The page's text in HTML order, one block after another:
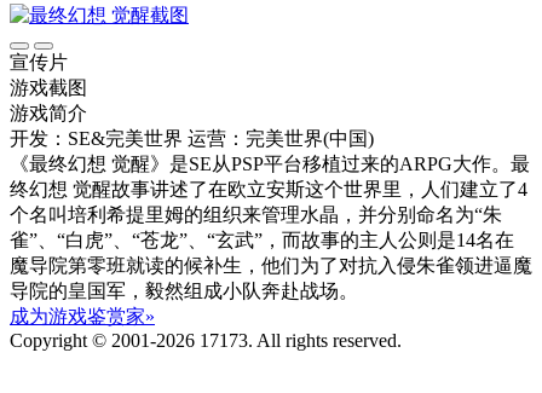
宣传片
游戏截图
游戏简介
开发：SE&完美世界 运营：完美世界(中国)
《最终幻想 觉醒》是SE从PSP平台移植过来的ARPG大作。最
终幻想 觉醒故事讲述了在欧立安斯这个世界里，人们建立了4
个名叫培利希提里姆的组织来管理水晶，并分别命名为“朱
雀”、“白虎”、“苍龙”、“玄武”，而故事的主人公则是14名在
魔导院第零班就读的候补生，他们为了对抗入侵朱雀领进逼魔
导院的皇国军，毅然组成小队奔赴战场。
成为游戏鉴赏家»
Copyright © 2001-2026 17173. All rights reserved.